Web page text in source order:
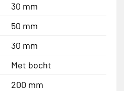
30 mm
50 mm
30 mm
Met bocht
200 mm